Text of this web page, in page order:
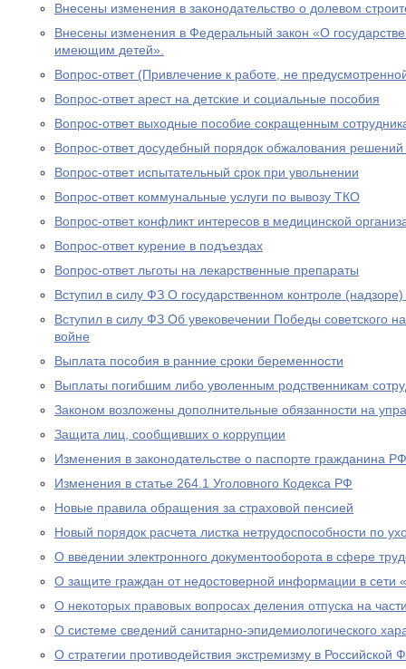
Внесены изменения в законодательство о долевом
Внесены изменения в Федеральный закон «О
имеющим детей».
Вопрос-ответ (Привлечение к работе, не
Вопрос-ответ арест на детские и социальные пособия
Вопрос-ответ выходные пособие сокращенным
Вопрос-ответ досудебный порядок обжалования
Вопрос-ответ испытательный срок при увольнении
Вопрос-ответ коммунальные услуги по вывозу ТКО
Вопрос-ответ конфликт интересов в медицинской
Вопрос-ответ курение в подъездах
Вопрос-ответ льготы на лекарственные препараты
Вступил в силу ФЗ О государственном контроле
Вступил в силу ФЗ Об увековечении Победы советского
войне
Выплата пособия в ранние сроки беременности
Выплаты погибшим либо уволенным родственникам
Законом возложены дополнительные обязанности на
Защита лиц, сообщивших о коррупции
Изменения в законодательстве о паспорте гражданина РФ
Изменения в статье 264.1 Уголовного Кодекса РФ
Новые правила обращения за страховой пенсией
Новый порядок расчета листка нетрудоспособности по
О введении электронного документооборота в сфере
О защите граждан от недостоверной информации в сети
О некоторых правовых вопросах деления отпуска на
О системе сведений санитарно-эпидемиологического
О стратегии противодействия экстремизму в Российской